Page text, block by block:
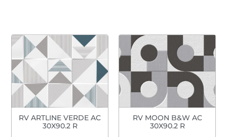
RV ARTLINE VERDE AC
30X90.2 R
RV MOON B&W AC
30X90.2 R